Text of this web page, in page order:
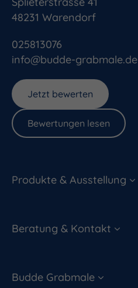
info@budde-grabmale.de
025813076
48231 Warendorf
Jetzt bewerten
Bewertungen lesen
Produkte & Ausstellung
Beratung & Kontakt
Budde Grabmale